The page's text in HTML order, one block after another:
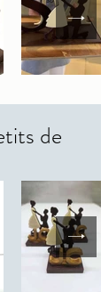
de